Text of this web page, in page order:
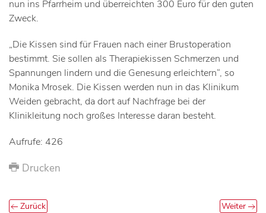
nun ins Pfarrheim und überreichten 300 Euro für den guten
Zweck.
„Die Kissen sind für Frauen nach einer Brustoperation
bestimmt. Sie sollen als Therapiekissen Schmerzen und
Spannungen lindern und die Genesung erleichtern“, so
Monika Mrosek. Die Kissen werden nun in das Klinikum
Weiden gebracht, da dort auf Nachfrage bei der
Klinikleitung noch großes Interesse daran besteht.
Aufrufe: 426
Drucken
Zurück Weiter